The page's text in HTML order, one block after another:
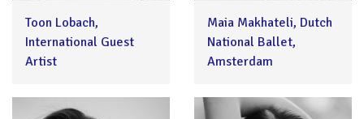
Toon Lobach,
International Guest
Artist
Maia Makhateli, Dutch
National Ballet,
Amsterdam